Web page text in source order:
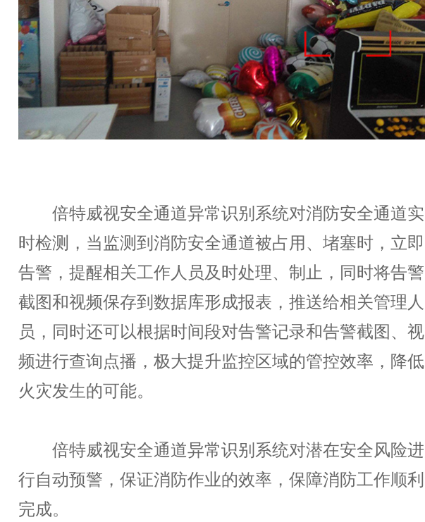
倍特威视安全通道异常识别系统对消防安全通道实
时检测，当监测到消防安全通道被占用、堵塞时，立即
告警，提醒相关工作人员及时处理、制止，同时将告警
截图和视频保存到数据库形成报表，推送给相关管理人
员，同时还可以根据时间段对告警记录和告警截图、视
频进行查询点播，极大提升监控区域的管控效率，降低
火灾发生的可能。
倍特威视安全通道异常识别系统对潜在安全风险进
行自动预警，保证消防作业的效率，保障消防工作顺利
完成。